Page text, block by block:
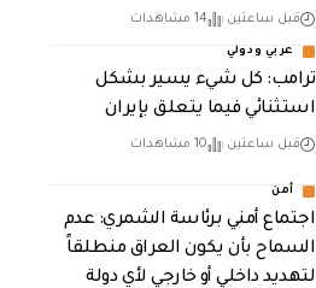
قبل ساعتين 14 مشاهدات
عربي ودولي
ترامب: كل شيء يسير بشكل
استثنائي فيما يتعلق بإيران
قبل ساعتين 10 مشاهدات
أمن
اجتماع أمني برئاسة الشمري: عدم
السماح بأن يكون العراق منطلقاً
لتهديد داخلي أو خارجي لأي دولة